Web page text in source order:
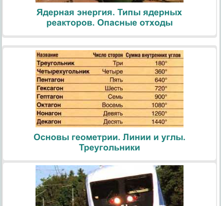
Ядерная энергия. Типы ядерных
реакторов. Опасные отходы
Основы геометрии. Линии и углы.
Треугольники